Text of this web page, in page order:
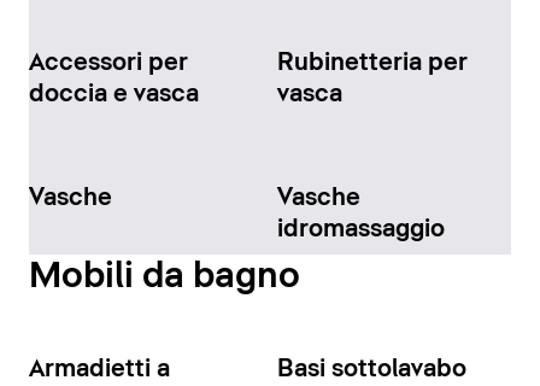
Accessori per
doccia e vasca
Rubinetteria per
vasca
Vasche
Vasche
idromassaggio
Mobili da bagno
Armadietti a
Basi sottolavabo